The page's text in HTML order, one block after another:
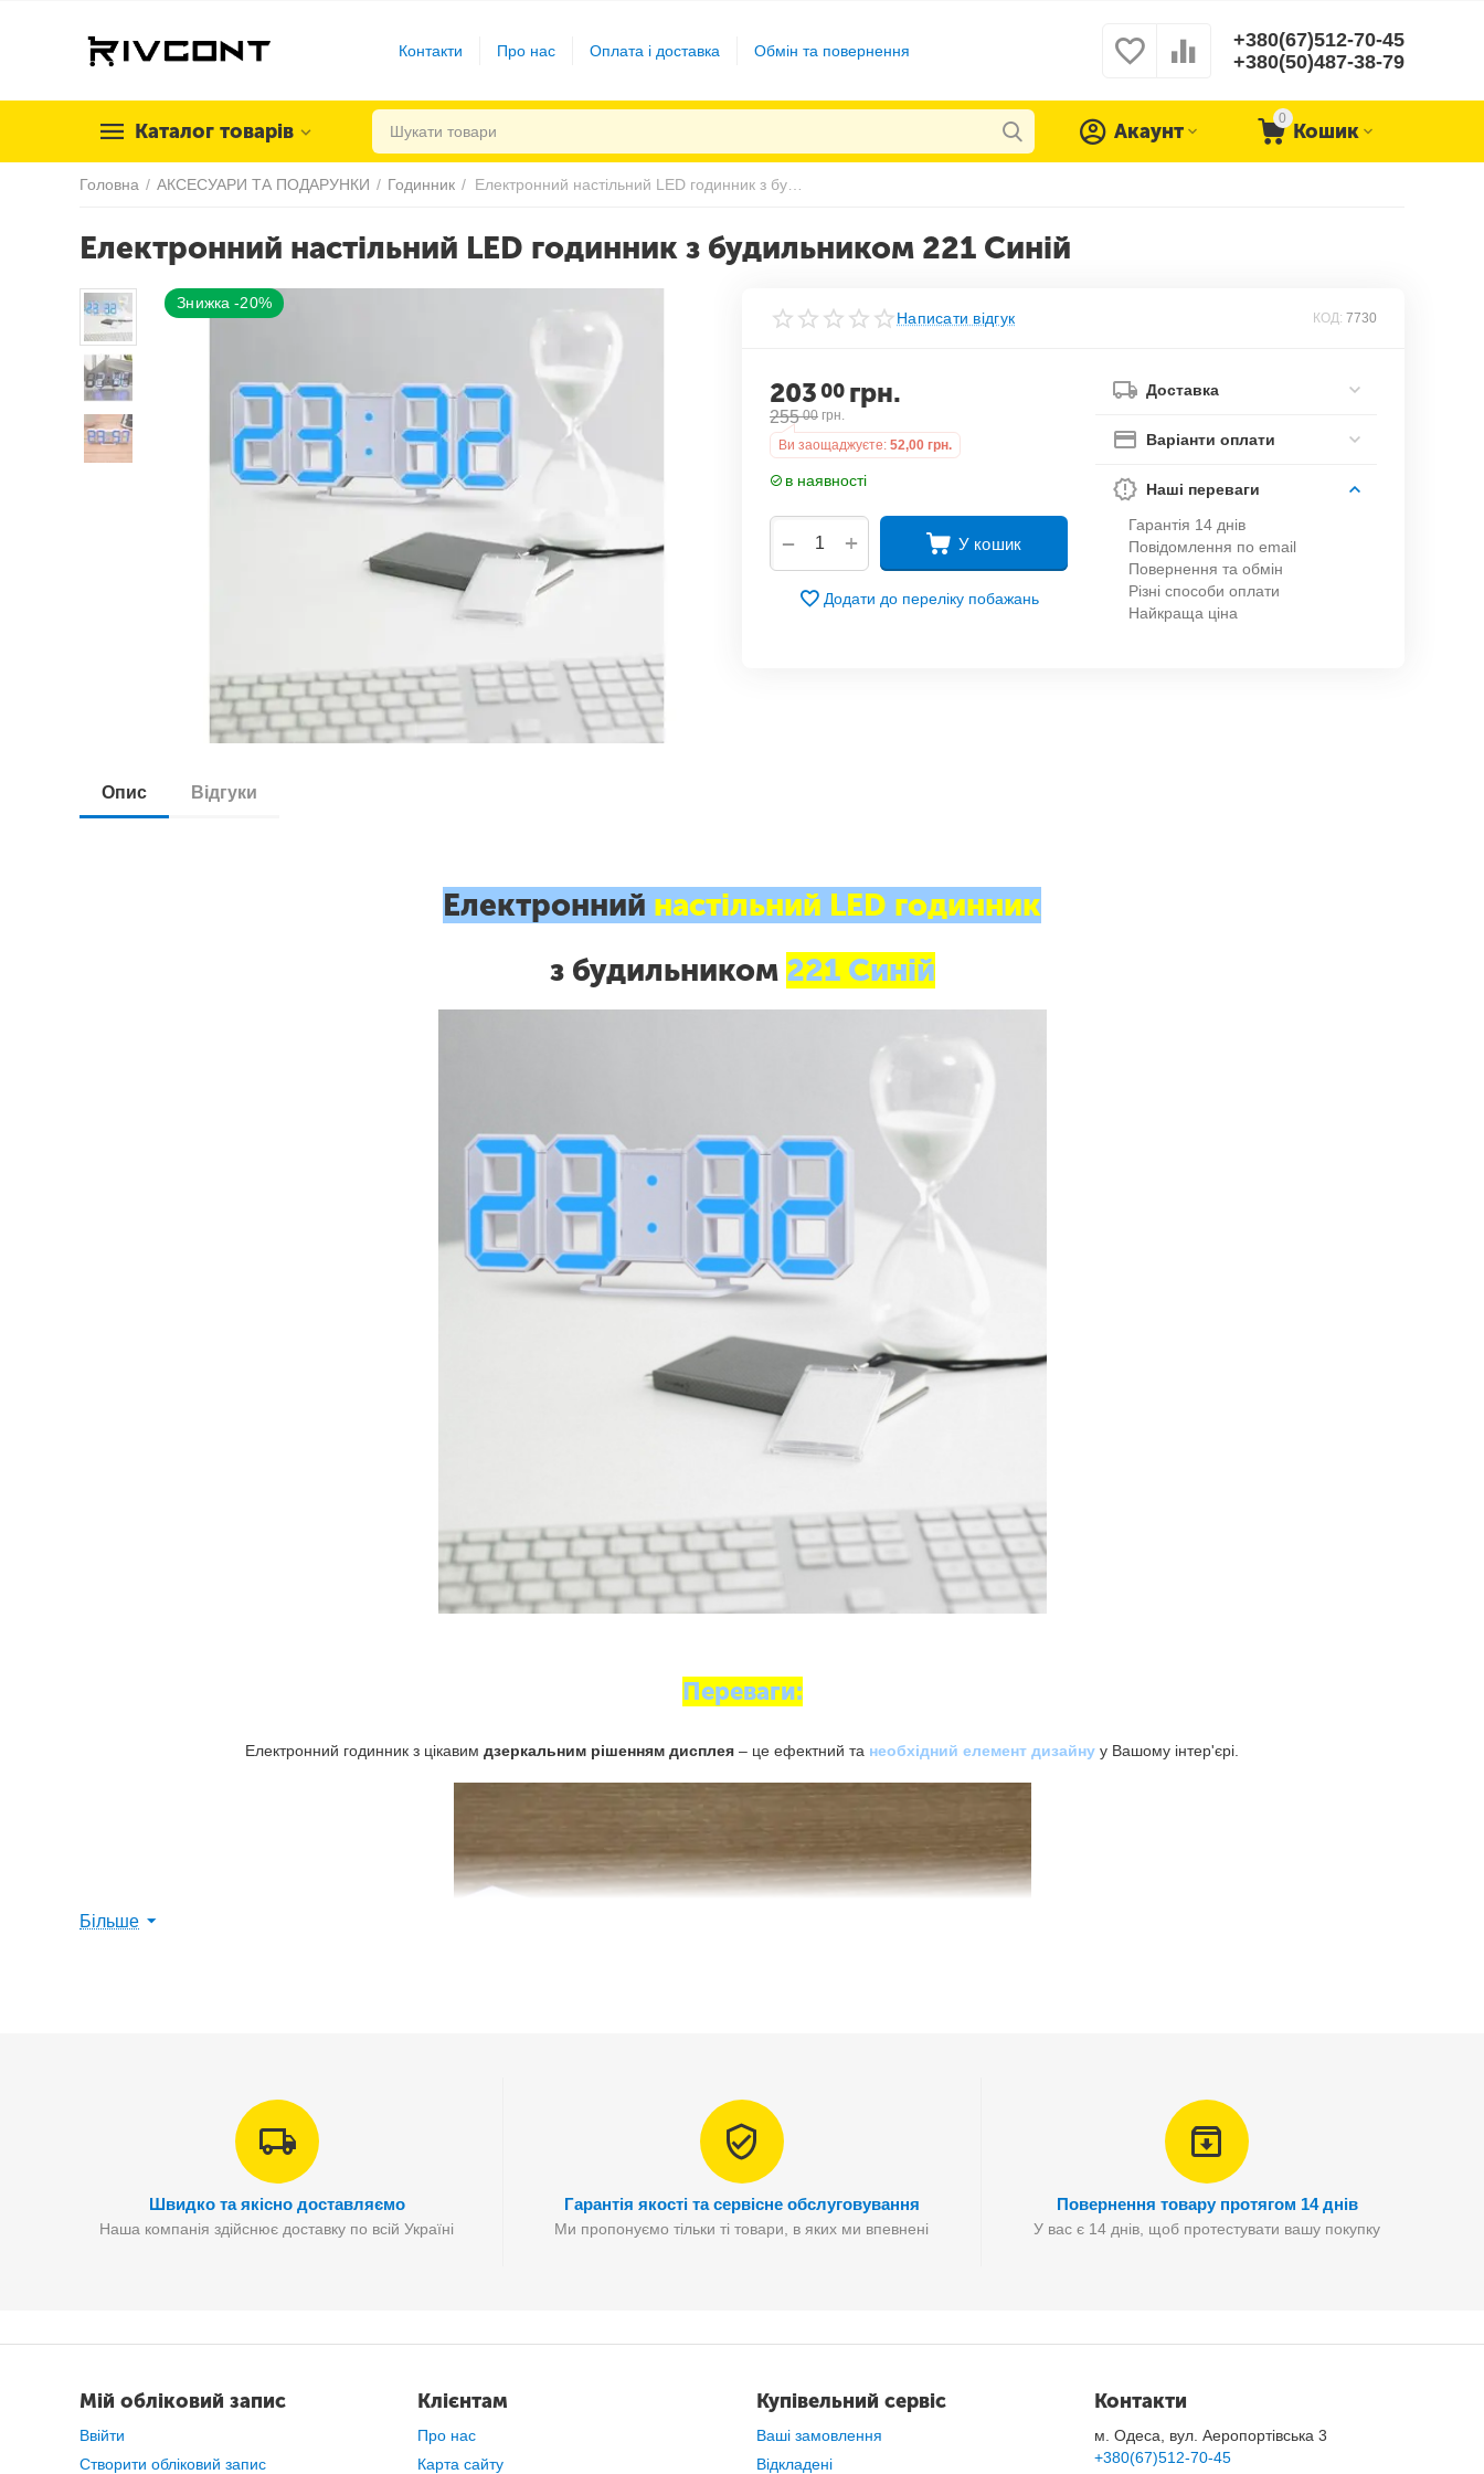
Контакти Про нас Оплата і доставка Обмін та повернення
+380(67)512-70-45
+380(50)487-38-79
Каталог товарів
0
Кошик
Акаунт
Головна / АКСЕСУАРИ ТА ПОДАРУНКИ / Годинник /
Електронний настільний LED годинник з будильником 221 Синій
Знижка -20%
Написати відгук КОД: 7730
203 00 грн.
255 00 грн.
Ви заощаджуєте: 52,00 грн.
в наявності
+
− У кошик
Додати до переліку побажань
Доставка
Варіанти оплати
Наші переваги
Гарантія 14 днів
Повідомлення по email
Повернення та обмін
Різні способи оплати
Найкраща ціна
Опис Відгуки
Електронний настільний LED годинник
з будильником 221 Синій
Переваги:
Електронний годинник з цікавим дзеркальним рішенням дисплея – це ефектний та необхідний елемент дизайну у Вашому інтер'єрі.
не дасть Вам спізнитися на важливу зустріч.
Більше
Швидко та якісно доставляємо
Наша компанія здійснює доставку по всій Україні
Гарантія якості та сервісне обслуговування
Ми пропонуємо тільки ті товари, в яких ми впевнені
Повернення товару протягом 14 днів
У вас є 14 днів, щоб протестувати вашу покупку
Мій обліковий запис
Ввійти
Створити обліковий запис
Клієнтам
Про нас
Карта сайту
Купівельний сервіс
Ваші замовлення
Відкладені
Контакти
м. Одеса, вул. Аеропортівська 3
+380(67)512-70-45